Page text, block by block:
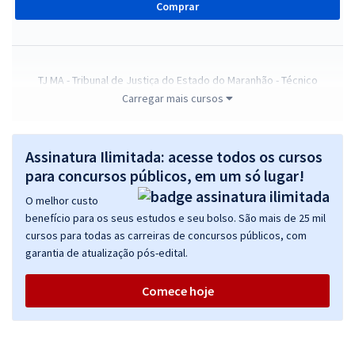
Comprar
TJ MA - Tribunal de Justiça do Estado do Maranhão - Técnico
Judiciário - Apoio Técnico Administrativo (Pré-Edital)
31,32
Economize R$ 93,96 (-20%)
Comprar
TJ MA - Tribunal de Justiça do Estado do Maranhão - Conhecimentos
Específicos para Técnico Judiciário - Apoio Técnico Administrativo
(Pré-Edital)
R$ 239,84à vista
Carregar mais cursos
Assinatura Ilimitada: acesse todos os cursos
para concursos públicos, em um só lugar!
O melhor custo
benefício para os seus estudos e seu bolso. São mais de 25 mil
cursos para todas as carreiras de concursos públicos, com
garantia de atualização pós-edital.
Comece hoje